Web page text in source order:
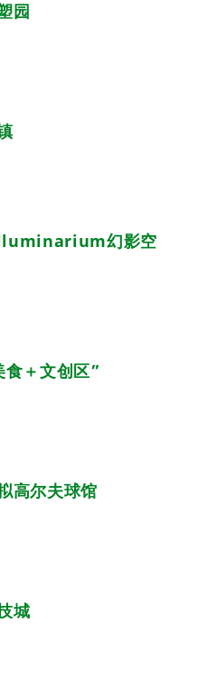
园
幻影空
食＋文创区”
高尔夫球馆
城